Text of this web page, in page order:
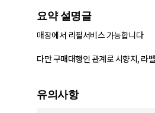
요약 설명글
매장에서 리필서비스 가능합니다
유의사항